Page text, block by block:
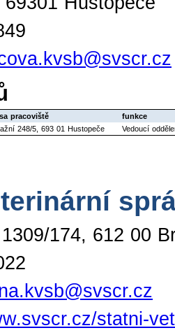
pracoviště
funkce
248/5, 693 01 Hustopeče Vedoucí
174, 612 00
statni-